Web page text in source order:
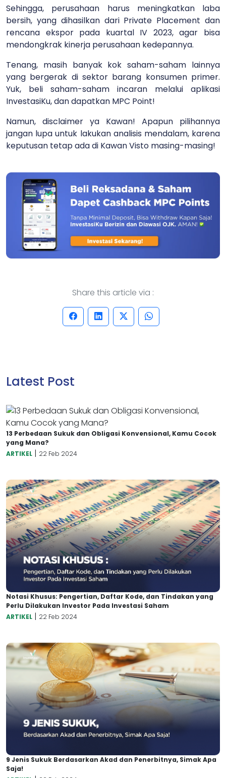
Sehingga, perusahaan harus meningkatkan laba
bersih, yang dihasilkan dari Private Placement dan
rencana ekspor pada kuartal IV 2023, agar bisa
mendongkrak kinerja perusahaan kedepannya.
Tenang, masih banyak kok saham-saham lainnya
yang bergerak di sektor barang konsumen primer.
Yuk, beli saham-saham incaran melalui aplikasi
InvestasiKu, dan dapatkan MPC Point!
Namun, disclaimer ya Kawan! Apapun pilihannya
jangan lupa untuk lakukan analisis mendalam, karena
keputusan tetap ada di Kawan Visto masing-masing!
Share this article via :
Latest Post
13 Perbedaan Sukuk dan Obligasi Konvensional, Kamu Cocok
yang Mana?
ARTIKEL | 22 Feb 2024
Notasi Khusus: Pengertian, Daftar Kode, dan Tindakan yang
Perlu Dilakukan Investor Pada Investasi Saham
ARTIKEL | 22 Feb 2024
9 Jenis Sukuk Berdasarkan Akad dan Penerbitnya, Simak Apa
Saja!